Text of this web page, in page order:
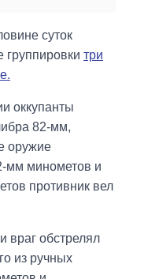
суток
группировки три
оккупанты
82-мм,
оружие
мм минометов и
противник вел
враг обстрелял
из ручных